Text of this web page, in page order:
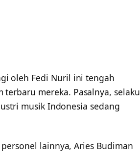
oleh Fedi Nuril ini tengah
mereka. Pasalnya, selaku
musik Indonesia sedang
lainnya, Aries Budiman